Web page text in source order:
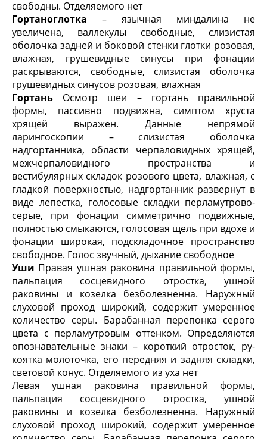
свободны. Отделяемого нет
Гортаноглотка – язычная миндалина не
увеличена, валлекулы свободные, слизистая
оболочка задней и боковой стенки глотки розовая,
влажная, грушевидные синусы при фонации
раскрываются, свободные, слизистая оболочка
грушевидных синусов розовая, влажная
Гортань Осмотр шеи – гортань правильной
формы, пассивно подвижна, симптом хруста
хрящей выражен. Данные непрямой
ларингоскопии – слизистая оболочка
надгортанника, области черпаловидных хрящей,
межчерпаловидного пространства и
вестибулярных складок розового цвета, влажная, с
гладкой поверхностью, надгортанник развер­нут в
виде лепестка, голосовые складки перламутрово-
серые, при фонации симметрично подвижные,
полностью смыкаются, голосовая щель при вдохе и
фонации широкая, подскладочное пространство
свободное. Голос звучный, дыхание свободное
Уши Правая ушная раковина правильной формы,
пальпация сосцевидного отростка, ушной
раковины и козелка безболезненна. Наружный
слуховой проход широкий, содержит умеренное
количество серы. Барабанная перепонка серого
цвета с перламутровым оттенком. Определяются
опознавательные знаки – короткий отросток, ру­
коятка молоточка, его передняя и задняя складки,
световой конус. Отделяемого из уха нет
Левая ушная раковина правильной формы,
пальпация сосцевидного отростка, ушной
раковины и козелка безболезненна. Наружный
слуховой проход широкий, содержит умеренное